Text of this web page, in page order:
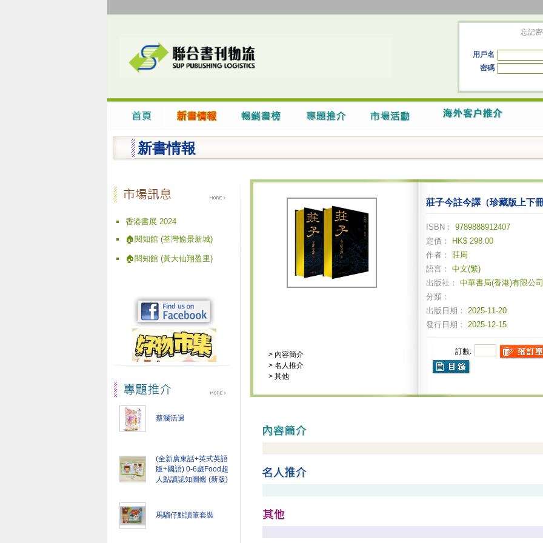
忘記
用戶名
密碼
新書情報
香港書展 2024
🏠閱知館 (荃灣愉景新城)
🏠閱知館 (黃大仙翔盈里)
蔡瀾活過
(全新廣東話+英式英語
版+國語) 0-6歲Food超
人點讀認知圖鑑 (新版)
馬騮仔點讀筆套裝
> 內容簡介
> 名人推介
> 其他
莊子今註今譯（珍藏版上下
ISBN： 9789888912407
定價：
HK$ 298.00
作者： 莊周
語言： 中文(繁)
出版社： 中華書局(香港)有限公司
分類：
出版日期： 2025-11-20
發行日期： 2025-12-15
訂數: